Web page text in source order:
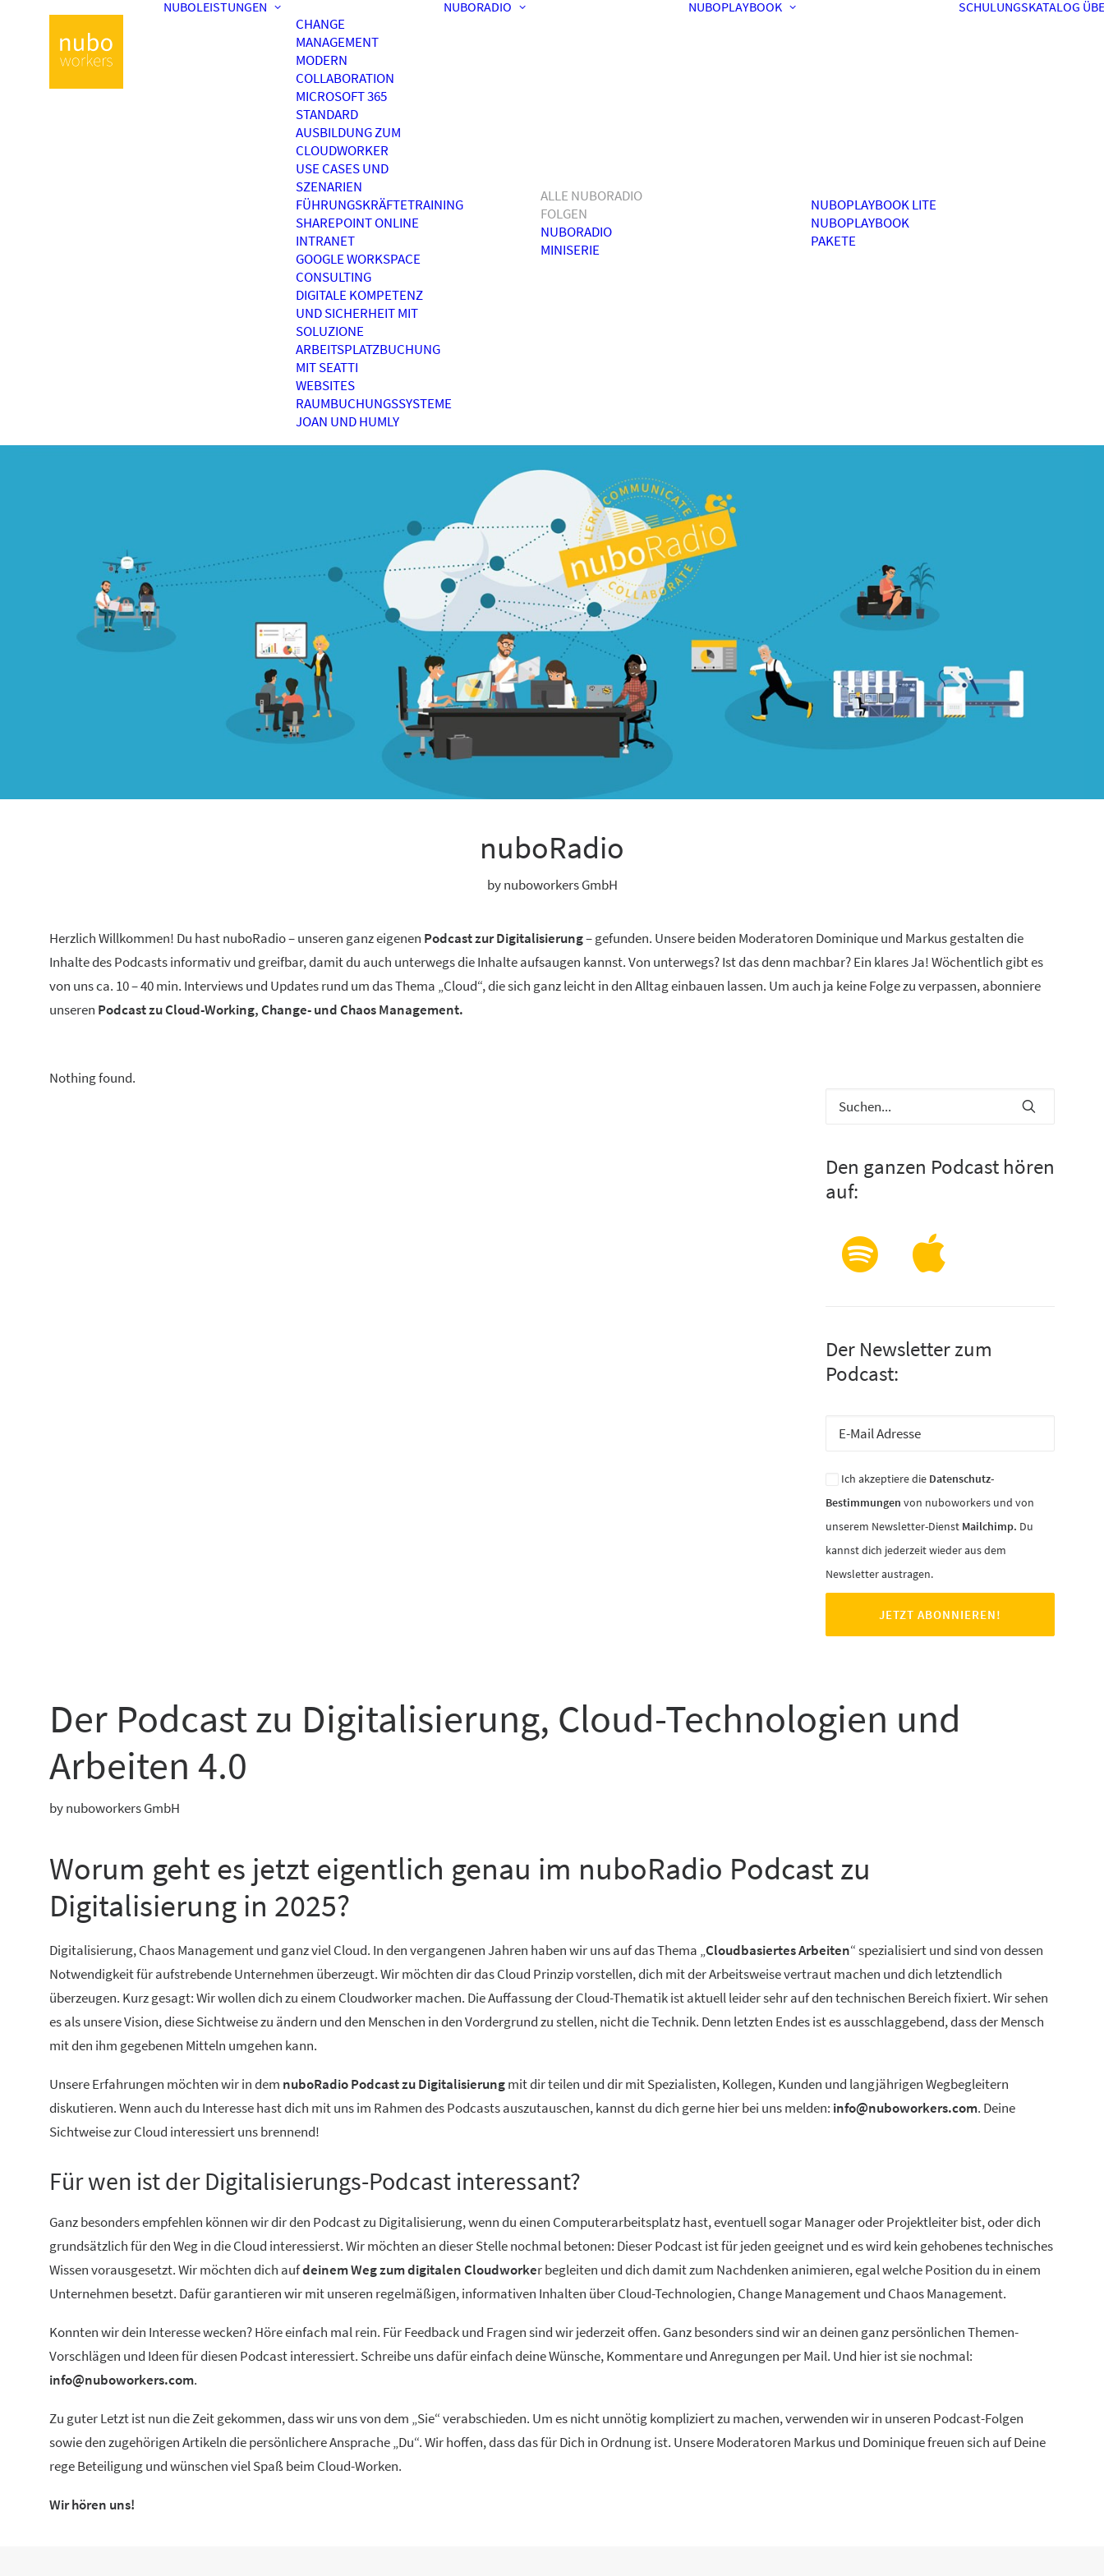
NUBOLEISTUNGEN
CHANGE
MANAGEMENT
MODERN
COLLABORATION
MICROSOFT 365
STANDARD
AUSBILDUNG ZUM
CLOUDWORKER
USE CASES UND
SZENARIEN
FÜHRUNGSKRÄFTETRAINING
SHAREPOINT ONLINE
INTRANET
GOOGLE WORKSPACE
CONSULTING
DIGITALE KOMPETENZ
UND SICHERHEIT MIT
SOLUZIONE
ARBEITSPLATZBUCHUNG
MIT SEATTI
WEBSITES
RAUMBUCHUNGSSYSTEME
JOAN UND HUMLY
NUBORADIO
ALLE NUBORADIO
FOLGEN
NUBORADIO
MINISERIE
NUBOPLAYBOOK
NUBOPLAYBOOK LITE
NUBOPLAYBOOK
PAKETE
SCHULUNGSKATALOG
nuboRadio
by nuboworkers GmbH
Herzlich Willkommen! Du hast nuboRadio – unseren ganz eigenen Podcast zur Digitalisierung– gefunden. Unsere beiden Moderatoren Dominique und Markus gestalten die
Inhalte des Podcasts informativ und greifbar, damit du auch unterwegs die Inhalte aufsaugen kannst. Von unterwegs? Ist das denn machbar? Ein klares Ja! Wöchentlich gibt es
von uns ca. 10 – 40 min. Interviews und Updates rund um das Thema „Cloud“, die sich ganz leicht in den Alltag einbauen lassen. Um auch ja keine Folge zu verpassen, abonniere
unseren Podcast zu Cloud-Working, Change- und Chaos Management.
Nothing found.
Den ganzen Podcast hören
auf:
Der Newsletter zum
Podcast:
Ich akzeptiere die Datenschutz-
Bestimmungen von nuboworkers und von
unserem Newsletter-Dienst Mailchimp. Du
kannst dich jederzeit wieder aus dem
Newsletter austragen.
Der Podcast zu Digitalisierung, Cloud-Technologien und
Arbeiten 4.0
by nuboworkers GmbH
Worum geht es jetzt eigentlich genau im nuboRadio Podcast zu
Digitalisierung in 2025?
Digitalisierung, Chaos Management und ganz viel Cloud. In den vergangenen Jahren haben wir uns auf das Thema „Cloudbasiertes Arbeiten“ spezialisiert und sind von dessen
Notwendigkeit für aufstrebende Unternehmen überzeugt. Wir möchten dir das Cloud Prinzip vorstellen, dich mit der Arbeitsweise vertraut machen und dich letztendlich
überzeugen. Kurz gesagt: Wir wollen dich zu einem Cloudworker machen. Die Auffassung der Cloud-Thematik ist aktuell leider sehr auf den technischen Bereich fixiert. Wir sehen
es als unsere Vision, diese Sichtweise zu ändern und den Menschen in den Vordergrund zu stellen, nicht die Technik. Denn letzten Endes ist es ausschlaggebend, dass der Mensch
mit den ihm gegebenen Mitteln umgehen kann.
Unsere Erfahrungen möchten wir in dem nuboRadio Podcast zu Digitalisierungmit dir teilen und dir mit Spezialisten, Kollegen, Kunden und langjährigen Wegbegleitern
diskutieren. Wenn auch du Interesse hast dich mit uns im Rahmen des Podcasts auszutauschen, kannst du dich gerne hier bei uns melden: info@nuboworkers.com. Deine
Sichtweise zur Cloud interessiert uns brennend!
Für wen ist der Digitalisierungs-Podcast interessant?
Ganz besonders empfehlen können wir dir den Podcast zu Digitalisierung, wenn du einen Computerarbeitsplatz hast, eventuell sogar Manager oder Projektleiter bist, oder dich
grundsätzlich für den Weg in die Cloud interessierst. Wir möchten an dieser Stelle nochmal betonen: Dieser Podcast ist für jeden geeignet und es wird kein gehobenes technisches
Wissen vorausgesetzt. Wir möchten dich aufdeinem Weg zum digitalen Cloudworker begleiten und dich damit zum Nachdenken animieren, egal welche Position du in einem
Unternehmen besetzt. Dafür garantieren wir mit unseren regelmäßigen, informativen Inhalten über Cloud-Technologien, Change Management und Chaos Management.
Konnten wir dein Interesse wecken? Höre einfach mal rein. Für Feedback und Fragen sind wir jederzeit offen. Ganz besonders sind wir an deinen ganz persönlichen Themen-
Vorschlägen und Ideen für diesen Podcast interessiert. Schreibe uns dafür einfach deine Wünsche, Kommentare und Anregungen per Mail. Und hier ist sie nochmal:
info@nuboworkers.com.
Zu guter Letzt ist nun die Zeit gekommen, dass wir uns von dem „Sie“ verabschieden. Um es nicht unnötig kompliziert zu machen, verwenden wir in unseren Podcast-Folgen
sowie den zugehörigen Artikeln die persönlichere Ansprache „Du“. Wir hoffen, dass das für Dich in Ordnung ist. Unsere Moderatoren Markus und Dominique freuen sich auf Deine
rege Beteiligung und wünschen viel Spaß beim Cloud-Worken.
Wir hören uns!